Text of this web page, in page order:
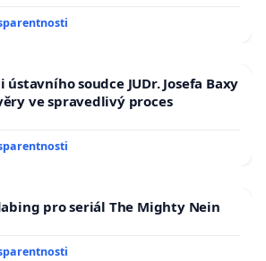
soudce JUDr. Josefa Baxy
ve spravedlivý proces
pro seriál The Mighty Nein